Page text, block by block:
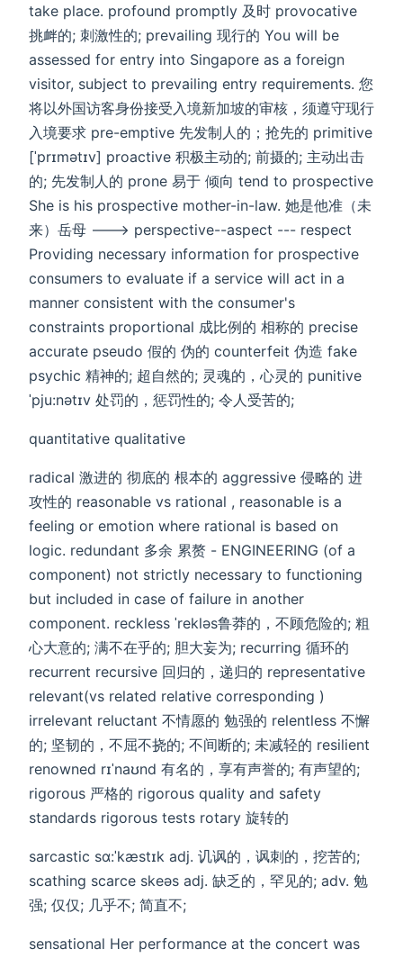
take place. profound promptly 及时 provocative
挑衅的; 刺激性的; prevailing 现行的 You will be
assessed for entry into Singapore as a foreign
visitor, subject to prevailing entry requirements. 您
将以外国访客身份接受入境新加坡的审核，‌须遵守‌现行
入境要求 pre-emptive 先发制人的；抢先的 primitive
[ˈprɪmətɪv] proactive 积极主动的; 前摄的; 主动出击
的; 先发制人的 prone 易于 倾向 tend to prospective
She is his prospective mother-in-law. 她是他准（未
来）岳母 ---> perspective--aspect --- respect
Providing necessary information for prospective
consumers to evaluate if a service will act in a
manner consistent with the consumer's
constraints proportional 成比例的 相称的 precise
accurate pseudo 假的 伪的 counterfeit 伪造 fake
psychic 精神的; 超自然的; 灵魂的，心灵的 punitive
ˈpju:nətɪv 处罚的，惩罚性的; 令人受苦的;
quantitative qualitative
radical 激进的 彻底的 根本的 aggressive 侵略的 进
攻性的 reasonable vs rational , reasonable is a
feeling or emotion where rational is based on
logic. redundant 多余 累赘 - ENGINEERING (of a
component) not strictly necessary to functioning
but included in case of failure in another
component. reckless ˈrekləs鲁莽的，不顾危险的; 粗
心大意的; 满不在乎的; 胆大妄为; recurring 循环的
recurrent recursive 回归的，递归的 representative
relevant(vs related relative corresponding )
irrelevant reluctant 不情愿的 勉强的 relentless 不懈
的; 坚韧的，不屈不挠的; 不间断的; 未减轻的 resilient
renowned rɪˈnaʊnd 有名的，享有声誉的; 有声望的;
rigorous 严格的 rigorous quality and safety
standards rigorous tests rotary 旋转的
sarcastic sɑ:ˈkæstɪk adj. 讥讽的，讽刺的，挖苦的;
scathing scarce skeəs adj. 缺乏的，罕见的; adv. 勉
强; 仅仅; 几乎不; 简直不;
sensational Her performance at the concert was